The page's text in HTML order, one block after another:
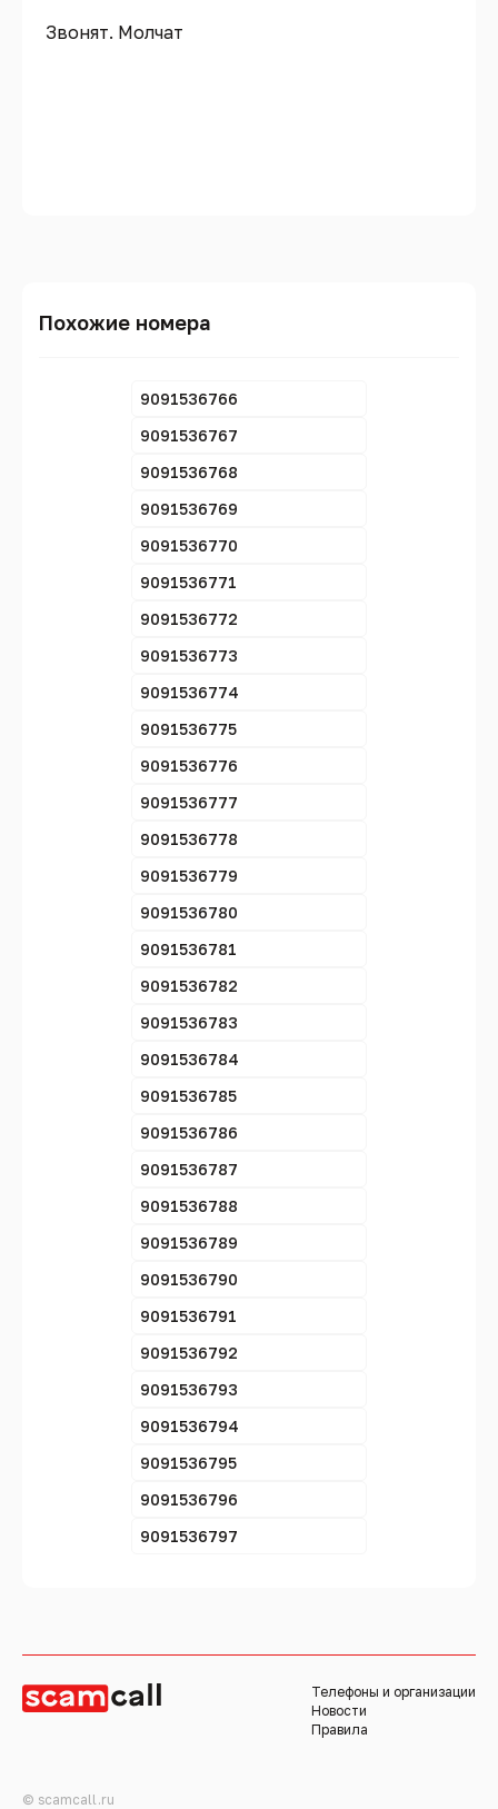
Звонят. Молчат
Похожие номера
9091536766
9091536767
9091536768
9091536769
9091536770
9091536771
9091536772
9091536773
9091536774
9091536775
9091536776
9091536777
9091536778
9091536779
9091536780
9091536781
9091536782
9091536783
9091536784
9091536785
9091536786
9091536787
9091536788
9091536789
9091536790
9091536791
9091536792
9091536793
9091536794
9091536795
9091536796
9091536797
Телефоны и организации
Новости
Правила
© scamcall.ru